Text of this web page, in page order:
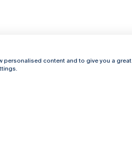
personalised content and to give you a great